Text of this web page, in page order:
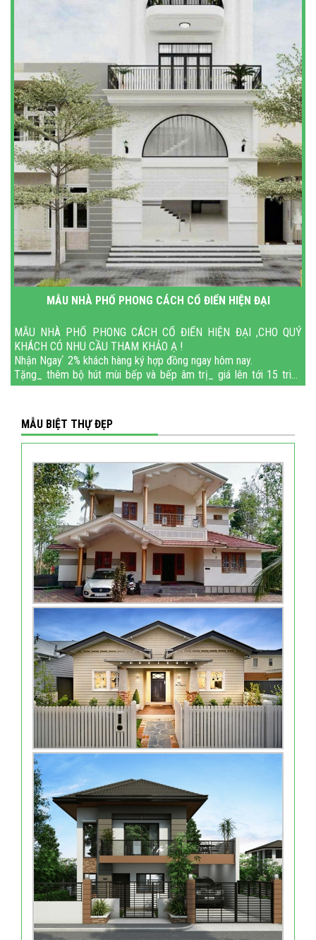
MẪU NHÀ PHỐ PHONG CÁCH CỔ ĐIỂN HIỆN ĐẠI
MẪU NHÀ PHỐ PHONG CÁCH CỔ ĐIỂN HIỆN ĐẠI ,CHO QUÝ
KHÁCH CÓ NHU CẦU THAM KHẢO Ạ !
Nhận Ngay ̉ 2% khách hàng ký hợp đồng ngay hôm nay.
Tặng_ thêm bộ hút mùi bếp và bếp âm trị_ giá lên tới 15 triệu
đồng.
MẪU BIỆT THỰ ĐẸP